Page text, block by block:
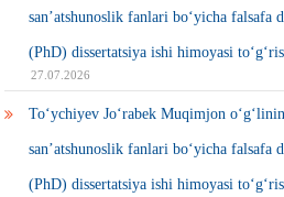
san’atshunoslik fanlari bo‘yicha falsafa
(PhD) dissertatsiya ishi himoyasi
27.07.2026
To‘ychiyev Jo‘rabek Muqimjon
san’atshunoslik fanlari bo‘yicha falsafa
(PhD) dissertatsiya ishi himoyasi